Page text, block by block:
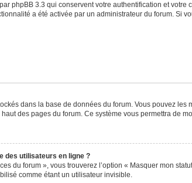
phpBB 3.3 qui conservent votre authentification et
a été activée par un administrateur du forum. Si
dans la base de données du forum. Vous pouvez
des pages du forum. Ce système vous permettra de
des utilisateurs en ligne ?
du forum », vous trouverez l’option « Masquer mon
comme étant un utilisateur invisible.